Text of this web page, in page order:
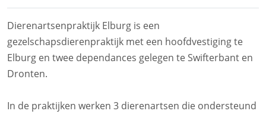
Dierenartsenpraktijk Elburg is een
gezelschapsdierenpraktijk met een hoofdvestiging te
Elburg en twee dependances gelegen te Swifterbant en
Dronten.
In de praktijken werken 3 dierenartsen die ondersteund